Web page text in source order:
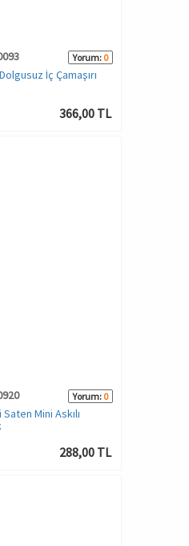
Yorum: 0
İç Çamaşırı
366,00 TL
Yorum: 0
Mini Askılı
288,00 TL